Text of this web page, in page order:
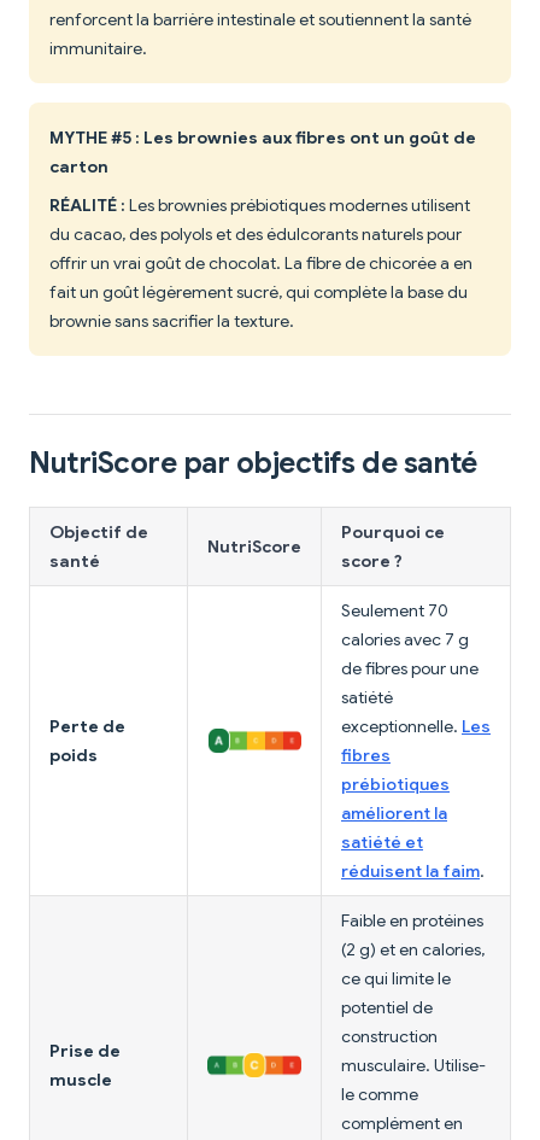
renforcent la barrière intestinale et soutiennent la santé
immunitaire.
MYTHE #5 : Les brownies aux fibres ont un goût de
carton
RÉALITÉ : Les brownies prébiotiques modernes utilisent
du cacao, des polyols et des édulcorants naturels pour
offrir un vrai goût de chocolat. La fibre de chicorée a en
fait un goût légèrement sucré, qui complète la base du
brownie sans sacrifier la texture.
NutriScore par objectifs de santé
Objectif de
santé
NutriScore
Pourquoi ce
score ?
Perte de
poids
Seulement 70
calories avec 7 g
de fibres pour une
satiété
exceptionnelle. Les
fibres
prébiotiques
améliorent la
satiété et
réduisent la faim.
Prise de
muscle
Faible en protéines
(2 g) et en calories,
ce qui limite le
potentiel de
construction
musculaire. Utilise-
le comme
complément en